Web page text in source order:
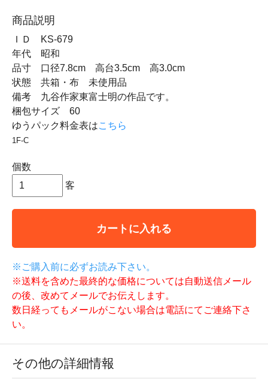
商品説明
ＩＤ KS-679
年代 昭和
品寸 口径7.8cm 高台3.5cm 高3.0cm
状態 共箱・布 未使用品
備考 九谷作家東富士明の作品です。
梱包サイズ 60
ゆうパック料金表はこちら
1F-C
個数
客
カートに入れる
※ご購入前に必ずお読み下さい。
※送料を含めた最終的な価格については自動送信メール
の後、改めてメールでお伝えします。
数日経ってもメールがこない場合は電話にてご連絡下さ
い。
その他の詳細情報